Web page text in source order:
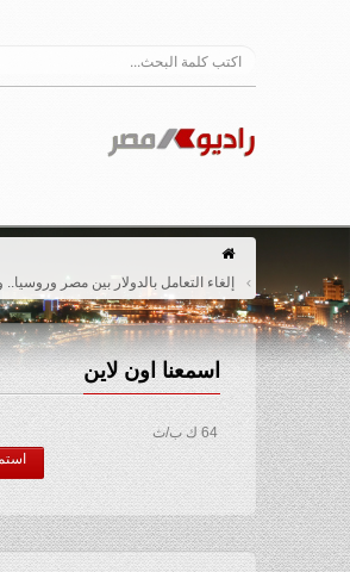
إلغاء التعامل بالدولار بين مصر وروسيا..
اسمعنا اون لاين
64 ك ب/ث